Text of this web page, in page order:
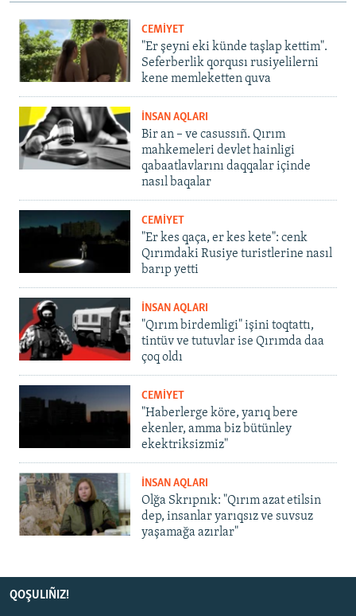
CEMİYET
"Er şeyni eki künde taşlap kettim".
Seferberlik qorqusı rusiyelilerni
kene memleketten quva
İNSAN AQLARI
Bir an – ve casussıñ. Qırım
mahkemeleri devlet hainligi
qabaatlavlarını daqqalar içinde
nasıl baqalar
CEMİYET
"Er kes qaça, er kes kete": cenk
Qırımdaki Rusiye turistlerine nasıl
barıp yetti
İNSAN AQLARI
"Qırım birdemligi" işini toqtattı,
tintüv ve tutuvlar ise Qırımda daa
çoq oldı
CEMİYET
"Haberlerge köre, yarıq bere
ekenler, amma biz bütünley
ekektriksizmiz"
İNSAN AQLARI
Olğa Skrıpnık: "Qırım azat etilsin
dep, insanlar yarıqsız ve suvsuz
yaşamağa azırlar"
QOŞULIÑIZ!